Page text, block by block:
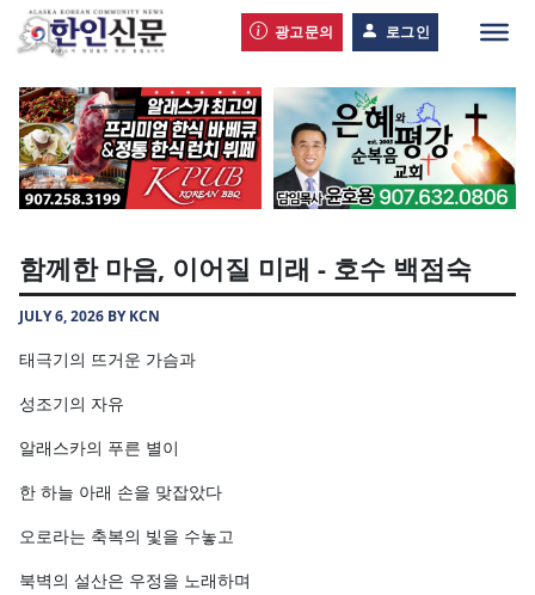
광고문의 로그인
함께한 마음, 이어질 미래 - 호수 백점숙
JULY 6, 2026 BY KCN
태극기의 뜨거운 가슴과
성조기의 자유
알래스카의 푸른 별이
한 하늘 아래 손을 맞잡았다
오로라는 축복의 빛을 수놓고
북벽의 설산은 우정을 노래하며